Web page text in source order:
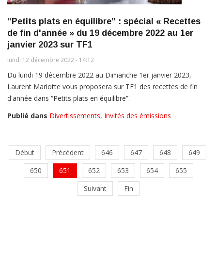
“Petits plats en équilibre” : spécial « Recettes
de fin d'année » du 19 décembre 2022 au 1er
janvier 2023 sur TF1
lundi 12 décembre 2022 - 14:12
Du lundi 19 décembre 2022 au Dimanche 1er janvier 2023,
Laurent Mariotte vous proposera sur TF1 des recettes de fin
d'année dans “Petits plats en équilibre”.
Publié dans Divertissements, Invités des émissions
Début Précédent 646 647 648
649
650
651 652 653 654
655
Suivant
Fin